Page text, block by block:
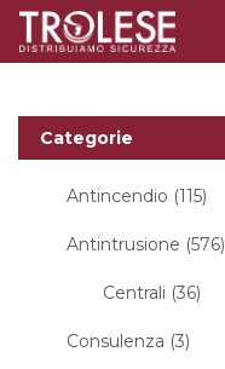
Categorie
Antincendio (115)
Antintrusione (576)
Centrali (36)
Consulenza (3)